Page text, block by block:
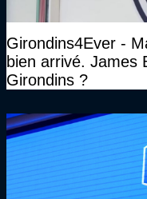
Girondins4Ever -
bien arrivé. James
Girondins ?